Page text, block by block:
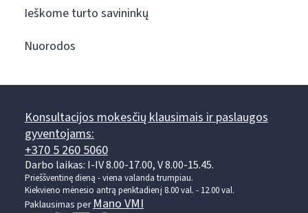
Ieškome turto savininkų
Nuorodos
Konsultacijos mokesčių klausimais ir paslaugos
gyventojams:
+370 5 260 5060
Darbo laikas: I-IV 8.00-17.00, V 8.00-15.45.
Prieššventinę dieną - viena valanda trumpiau.
Kiekvieno mėnesio antrą penktadienį 8.00 val. - 12.00 val.
Paklausimas perMano VMI